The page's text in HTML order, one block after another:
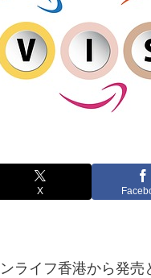
X
ライフ香港から発売